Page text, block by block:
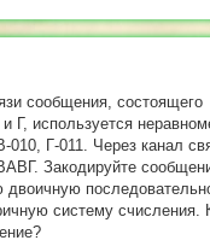
сообщения, состоящего
Г, используется
Г-011. Через канал
Закодируйте
систему счисления.